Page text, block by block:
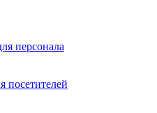
персонала
посетителей